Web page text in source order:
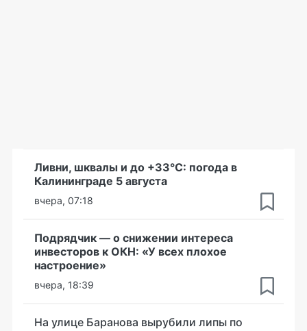
Ливни, шквалы и до +33°С: погода в
Калининграде 5 августа
вчера, 07:18
Подрядчик — о снижении интереса
инвесторов к ОКН: «У всех плохое
настроение»
вчера, 18:39
На улице Баранова вырубили липы по